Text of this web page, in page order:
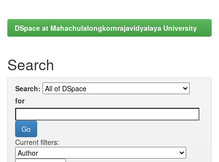
DSpace at Mahachulalongkornrajavidyalaya University
Search
Search:
for
Current filters: